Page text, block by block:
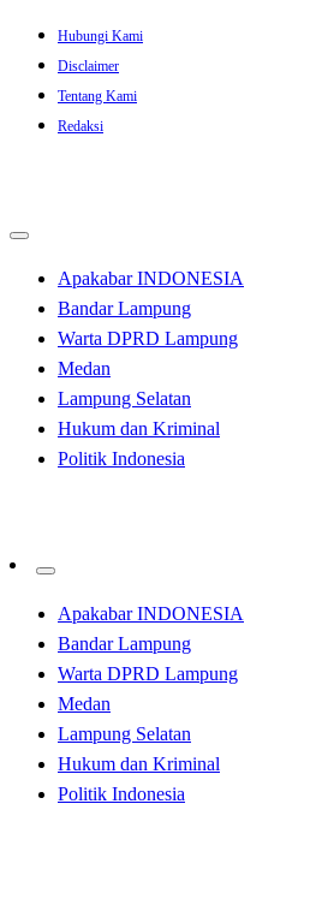
Skip
content
Hubungi Kami
Disclaimer
Tentang Kami
Redaksi
Apakabar INDONESIA
Bandar Lampung
Warta DPRD Lampung
Medan
Lampung Selatan
Hukum dan Kriminal
Politik Indonesia
Apakabar INDONESIA
Bandar Lampung
Warta DPRD Lampung
Medan
Lampung Selatan
Hukum dan Kriminal
Politik Indonesia